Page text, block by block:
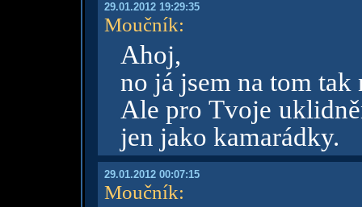
29.01.2012 19:29:35
Moučník:
Ahoj,
no já jsem na tom
Ale pro Tvoje
jen jako kamarádky.
29.01.2012 00:07:15
Moučník: